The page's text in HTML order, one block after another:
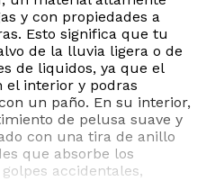
y con propiedades a
Esto significa que tu
de la lluvia ligera o de
de liquidos, ya que el
el interior y podras
un paño. En su interior,
de pelusa suave y
con una tira de anillo
que absorbe los
accidentales,